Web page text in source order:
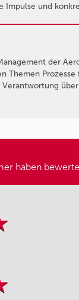
Impulse und
der
Themen Prozesse
haben